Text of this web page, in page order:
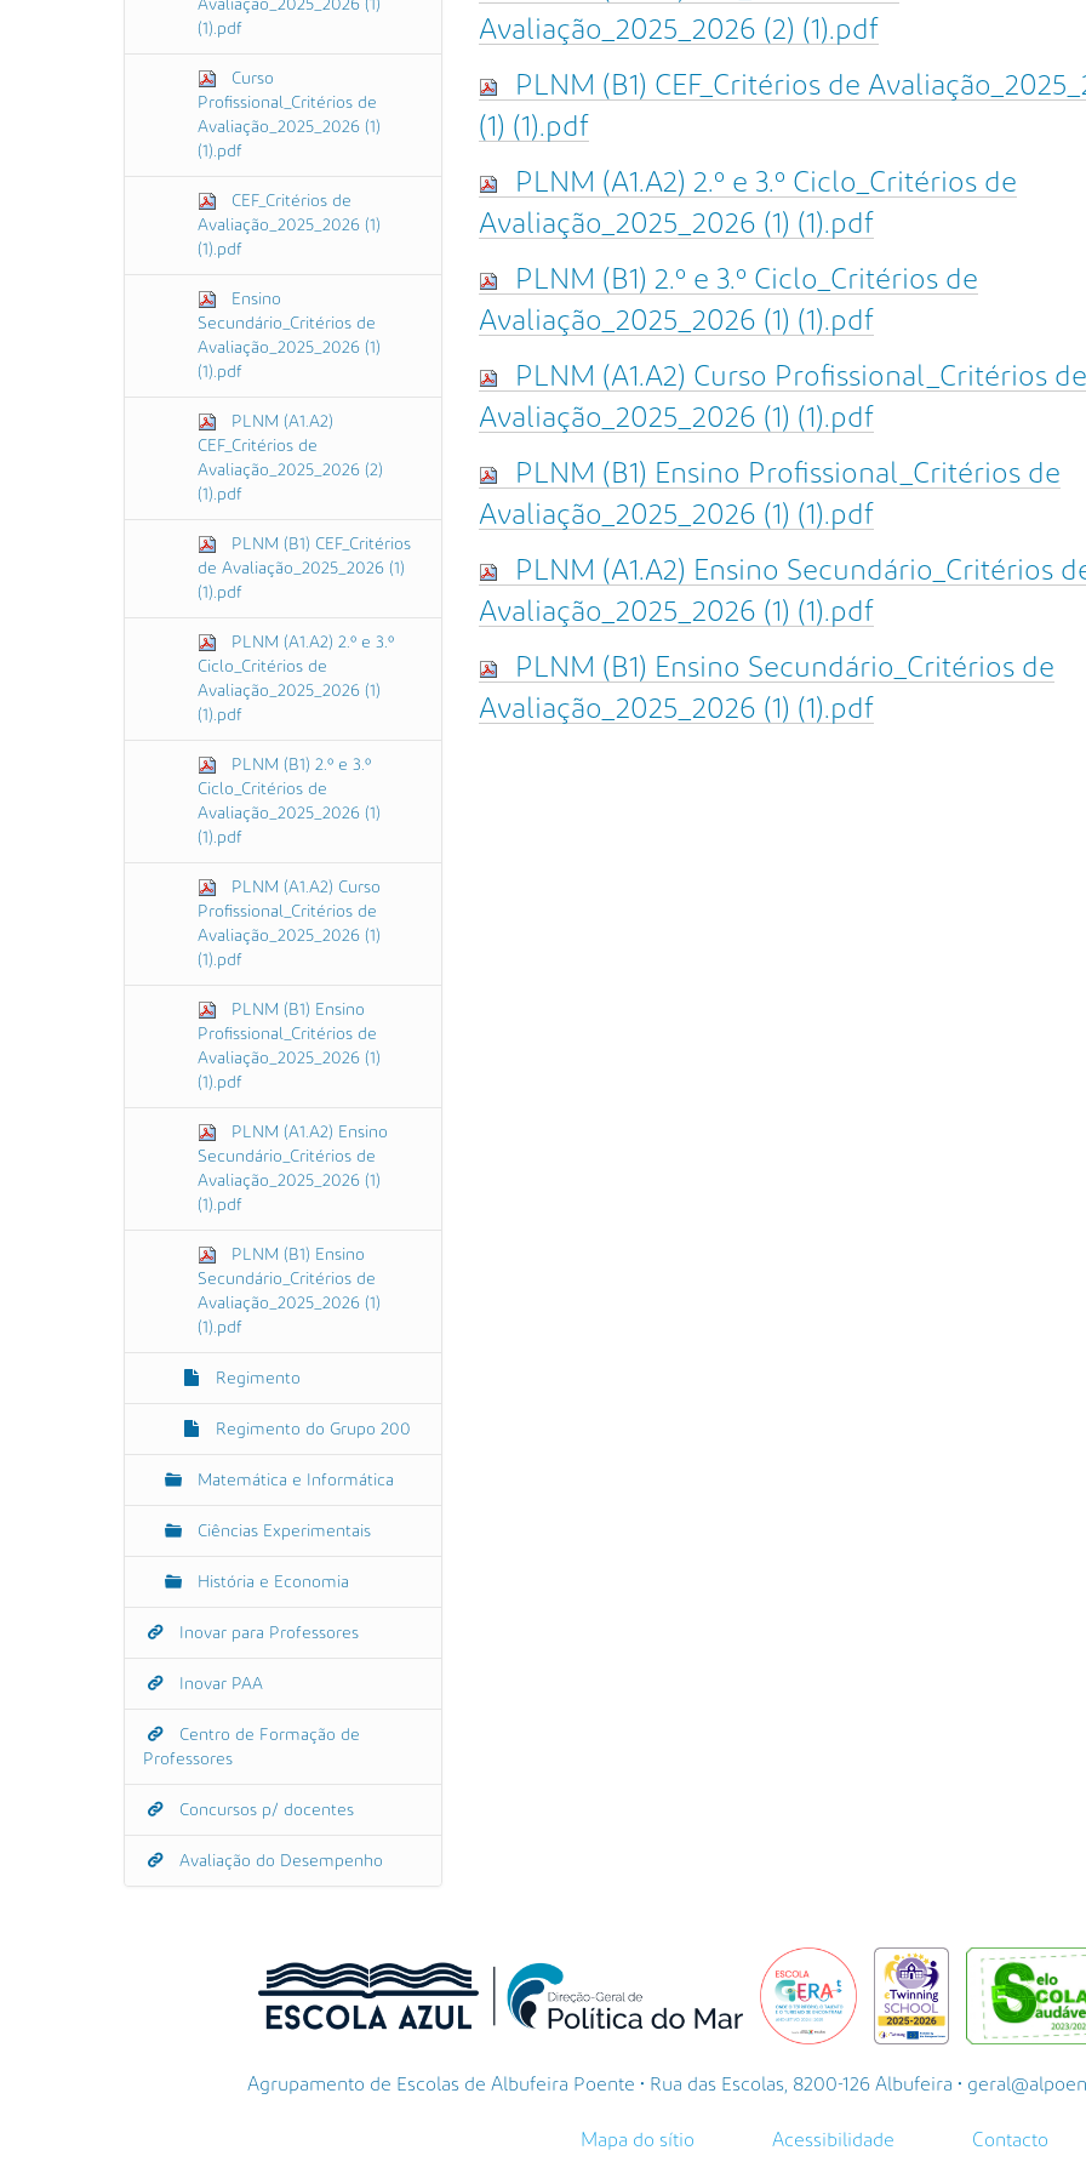
Avaliação_2025_2026 (2) (1).pdf
PLNM (B1) CEF_Critérios de
(1) (1).pdf
PLNM (A1.A2) 2.º e 3.º Ciclo_Critérios de
Avaliação_2025_2026 (1) (1).pdf
PLNM (B1) 2.º e 3.º Ciclo_Critérios de
Avaliação_2025_2026 (1) (1).pdf
PLNM (A1.A2) Curso Profissional_Critérios de
Avaliação_2025_2026 (1) (1).pdf
PLNM (B1) Ensino Profissional_Critérios de
Avaliação_2025_2026 (1) (1).pdf
PLNM (A1.A2) Ensino Secundário_Critérios
Avaliação_2025_2026 (1) (1).pdf
PLNM (B1) Ensino Secundário_Critérios de
Avaliação_2025_2026 (1) (1).pdf
Avaliação_2025_2026 (1)
(1).pdf
Curso
Profissional_Critérios de
Avaliação_2025_2026 (1)
(1).pdf
CEF_Critérios de
Avaliação_2025_2026 (1)
(1).pdf
Ensino
Secundário_Critérios de
Avaliação_2025_2026 (1)
(1).pdf
PLNM (A1.A2)
CEF_Critérios de
Avaliação_2025_2026 (2)
(1).pdf
PLNM (B1) CEF_Critérios
de Avaliação_2025_2026 (1)
(1).pdf
PLNM (A1.A2) 2.º e 3.º
Ciclo_Critérios de
Avaliação_2025_2026 (1)
(1).pdf
PLNM (B1) 2.º e 3.º
Ciclo_Critérios de
Avaliação_2025_2026 (1)
(1).pdf
PLNM (A1.A2) Curso
Profissional_Critérios de
Avaliação_2025_2026 (1)
(1).pdf
PLNM (B1) Ensino
Profissional_Critérios de
Avaliação_2025_2026 (1)
(1).pdf
PLNM (A1.A2) Ensino
Secundário_Critérios de
Avaliação_2025_2026 (1)
(1).pdf
PLNM (B1) Ensino
Secundário_Critérios de
Avaliação_2025_2026 (1)
(1).pdf
Regimento
Regimento do Grupo 200
Matemática e Informática
Ciências Experimentais
História e Economia
Inovar para Professores
Inovar PAA
Centro de Formação de
Professores
Concursos p/ docentes
Avaliação do Desempenho
Agrupamento de Escolas de Albufeira Poente • Rua das Escolas, 8200-126 Albufeira •
Mapa do sítio Acessibilidade Contacto